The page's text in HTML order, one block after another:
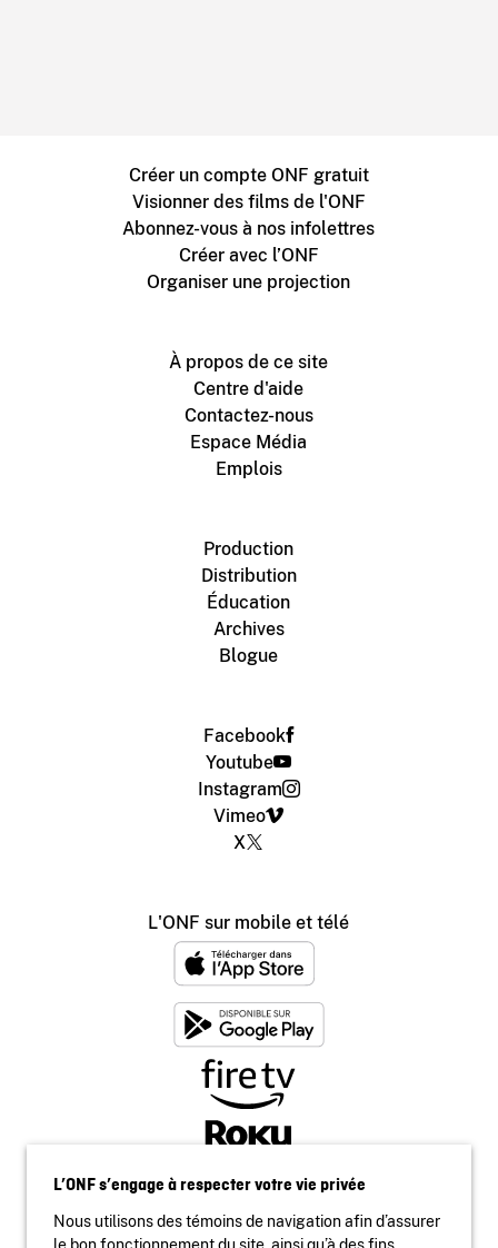
Créer un compte ONF gratuit
Visionner des films de l'ONF
Abonnez-vous à nos infolettres
Créer avec l’ONF
Organiser une projection
À propos de ce site
Centre d'aide
Contactez-nous
Espace Média
Emplois
Production
Distribution
Éducation
Archives
Blogue
Facebook
Youtube
Instagram
Vimeo
X
L'ONF sur mobile et télé
L’ONF s’engage à respecter votre vie privée
Nous utilisons des témoins de navigation afin d’assurer